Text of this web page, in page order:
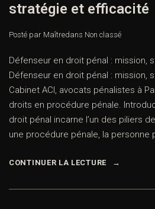
stratégie et efficacité
Posté par Maîtredans Non classé
Défenseur en droit pénal : mission,
Défenseur en droit pénal : mission,
Cabinet ACI, avocats pénalistes à
droits en procédure pénale.
droit pénal incarne l’un des piliers
une procédure pénale, la personne
CONTINUER LA LECTURE